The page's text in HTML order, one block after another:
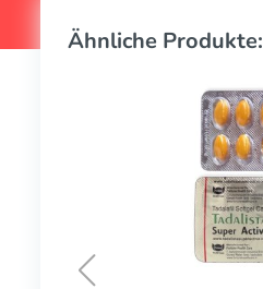
Ähnliche Produkte: